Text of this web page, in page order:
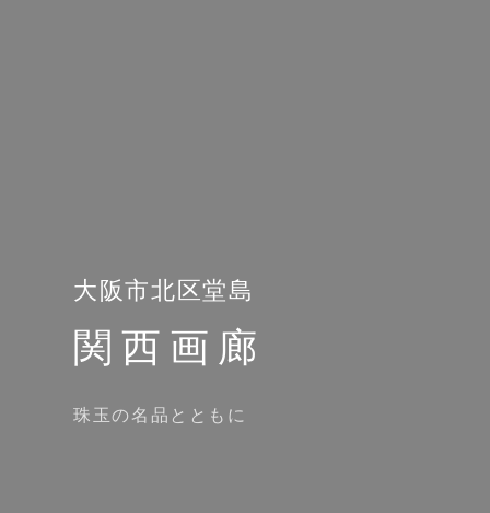
大阪市北区堂島
関西画廊
珠玉の名品とともに